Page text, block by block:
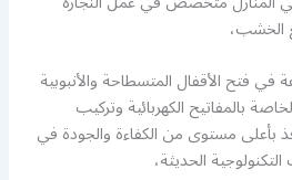
الخشب،
في فتح الأقفال المتسطاحة والأنبوبية
بالمفاتيح الكهربائية وتركيب
بأعلى مستوى من الكفاءة والجودة في
الحديثة،